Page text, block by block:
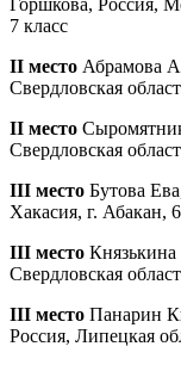
Горшкова, Россия,
7 класс
II место Абрамова
Свердловская
II место
Свердловская
III место Бутова
Хакасия, г. Абакан,
III место
Свердловская
III место Панарин
Россия, Липецкая